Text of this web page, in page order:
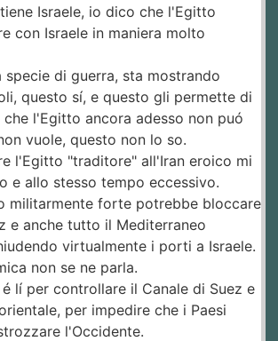
Israele, io dico che l'Egitto
con Israele in maniera molto
specie di guerra, sta mostrando
questo sí, e questo gli permette di
l'Egitto ancora adesso non puó
vuole, questo non lo so.
l'Egitto "traditore" all'Iran eroico mi
e allo stesso tempo eccessivo.
militarmente forte potrebbe bloccare
e anche tutto il Mediterraneo
virtualmente i porti a Israele.
non se ne parla.
é lí per controllare il Canale di Suez e
per impedire che i Paesi
l'Occidente.